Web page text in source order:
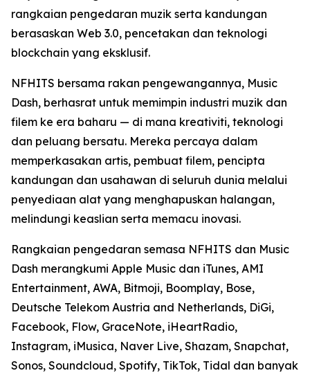
rangkaian pengedaran muzik serta kandungan
berasaskan Web 3.0, pencetakan dan teknologi
blockchain yang eksklusif.
NFHITS bersama rakan pengewangannya, Music
Dash, berhasrat untuk memimpin industri muzik dan
filem ke era baharu — di mana kreativiti, teknologi
dan peluang bersatu. Mereka percaya dalam
memperkasakan artis, pembuat filem, pencipta
kandungan dan usahawan di seluruh dunia melalui
penyediaan alat yang menghapuskan halangan,
melindungi keaslian serta memacu inovasi.
Rangkaian pengedaran semasa NFHITS dan Music
Dash merangkumi Apple Music dan iTunes, AMI
Entertainment, AWA, Bitmoji, Boomplay, Bose,
Deutsche Telekom Austria and Netherlands, DiGi,
Facebook, Flow, GraceNote, iHeartRadio,
Instagram, iMusica, Naver Live, Shazam, Snapchat,
Sonos, Soundcloud, Spotify, TikTok, Tidal dan banyak